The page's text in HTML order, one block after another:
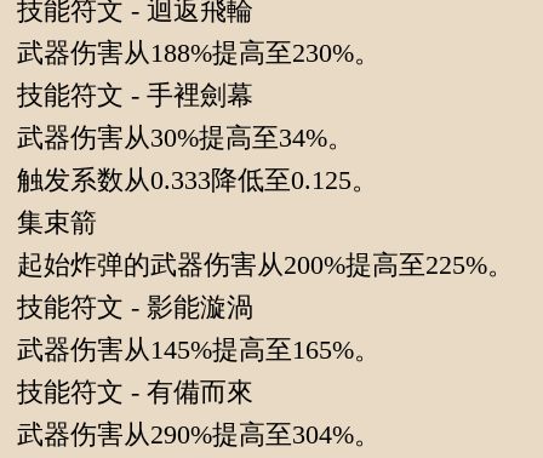
技能符文 - 迴返飛輪
武器伤害从188%提高至230%。
技能符文 - 手裡劍幕
武器伤害从30%提高至34%。
触发系数从0.333降低至0.125。
集束箭
起始炸弹的武器伤害从200%提高至225%。
技能符文 - 影能漩渦
武器伤害从145%提高至165%。
技能符文 - 有備而來
武器伤害从290%提高至304%。